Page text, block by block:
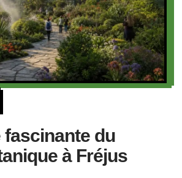
fascinante du
à Fréjus